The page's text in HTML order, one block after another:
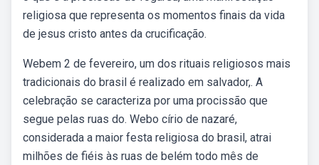
religiosa que representa os momentos finais da vida
de jesus cristo antes da crucificação.
Webem 2 de fevereiro, um dos rituais religiosos mais
tradicionais do brasil é realizado em salvador,. A
celebração se caracteriza por uma procissão que
segue pelas ruas do. Webo círio de nazaré,
considerada a maior festa religiosa do brasil, atrai
milhões de fiéis às ruas de belém todo mês de